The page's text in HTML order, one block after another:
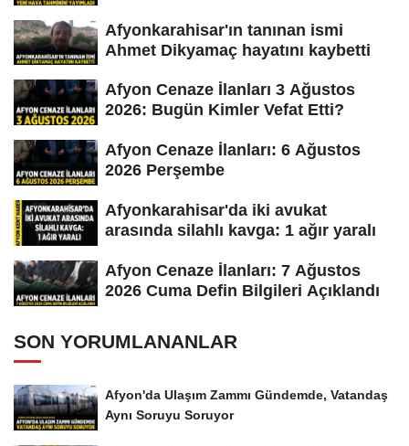
Afyonkarahisar'ın tanınan ismi
Ahmet Dikyamaç hayatını kaybetti
Afyon Cenaze İlanları 3 Ağustos
2026: Bugün Kimler Vefat Etti?
Afyon Cenaze İlanları: 6 Ağustos
2026 Perşembe
Afyonkarahisar'da iki avukat
arasında silahlı kavga: 1 ağır yaralı
Afyon Cenaze İlanları: 7 Ağustos
2026 Cuma Defin Bilgileri Açıklandı
SON YORUMLANANLAR
Afyon'da Ulaşım Zammı Gündemde, Vatandaş
Aynı Soruyu Soruyor